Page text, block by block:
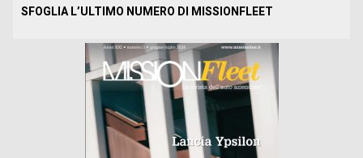
SFOGLIA L’ULTIMO NUMERO DI MISSIONFLEET